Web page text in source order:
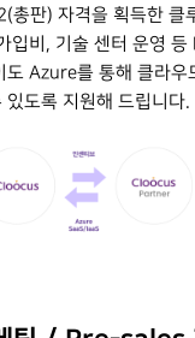
판) 자격을 획득한 클
입비, 기술 센터 운영
도 Azure를 통해 클라우
도록 지원해 드립니다.